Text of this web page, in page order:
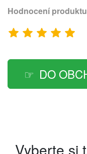
Hodnocení produktu
DO
Vyberte si